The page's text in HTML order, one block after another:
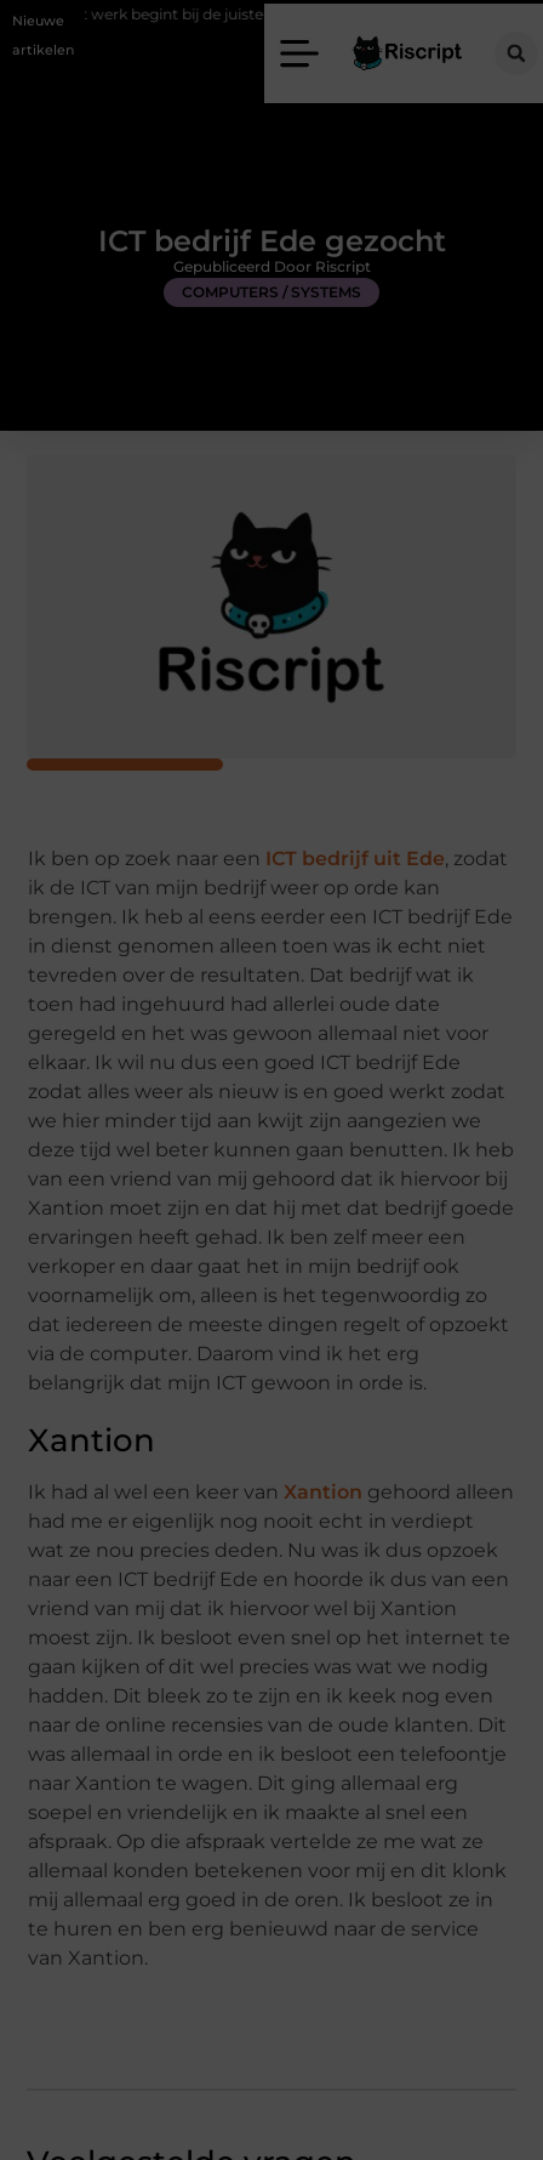
Nieuwe
artikelen
bij de juiste stretch werkbroek
ICT bedrijf Ede gezocht
COMPUTERS / SYSTEMS
Gepubliceerd Door Riscript
Ik ben op zoek naar een ICT bedrijf uit Ede, zodat
ik de ICT van mijn bedrijf weer op orde kan
brengen. Ik heb al eens eerder een ICT bedrijf Ede
in dienst genomen alleen toen was ik echt niet
tevreden over de resultaten. Dat bedrijf wat ik
toen had ingehuurd had allerlei oude date
geregeld en het was gewoon allemaal niet voor
elkaar. Ik wil nu dus een goed ICT bedrijf Ede
zodat alles weer als nieuw is en goed werkt zodat
we hier minder tijd aan kwijt zijn aangezien we
deze tijd wel beter kunnen gaan benutten. Ik heb
van een vriend van mij gehoord dat ik hiervoor bij
Xantion moet zijn en dat hij met dat bedrijf goede
ervaringen heeft gehad. Ik ben zelf meer een
verkoper en daar gaat het in mijn bedrijf ook
voornamelijk om, alleen is het tegenwoordig zo
dat iedereen de meeste dingen regelt of opzoekt
via de computer. Daarom vind ik het erg
belangrijk dat mijn ICT gewoon in orde is.
Xantion
Ik had al wel een keer vanXantion gehoord alleen
had me er eigenlijk nog nooit echt in verdiept
wat ze nou precies deden. Nu was ik dus opzoek
naar een ICT bedrijf Ede en hoorde ik dus van een
vriend van mij dat ik hiervoor wel bij Xantion
moest zijn. Ik besloot even snel op het internet te
gaan kijken of dit wel precies was wat we nodig
hadden. Dit bleek zo te zijn en ik keek nog even
naar de online recensies van de oude klanten. Dit
was allemaal in orde en ik besloot een telefoontje
naar Xantion te wagen. Dit ging allemaal erg
soepel en vriendelijk en ik maakte al snel een
afspraak. Op die afspraak vertelde ze me wat ze
allemaal konden betekenen voor mij en dit klonk
mij allemaal erg goed in de oren. Ik besloot ze in
te huren en ben erg benieuwd naar de service
van Xantion.